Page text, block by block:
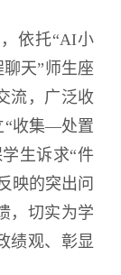
依托“AI小
天”师生座
流，广泛收
“收集—处置
生诉求“件
映的突出问
，切实为学
绩观、彰显